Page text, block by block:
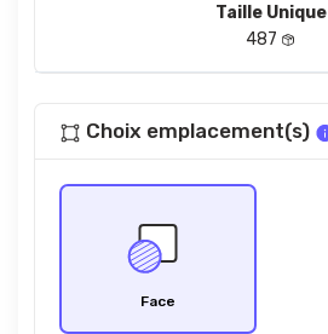
Taille Unique
487
Choix emplacement(s)
Face